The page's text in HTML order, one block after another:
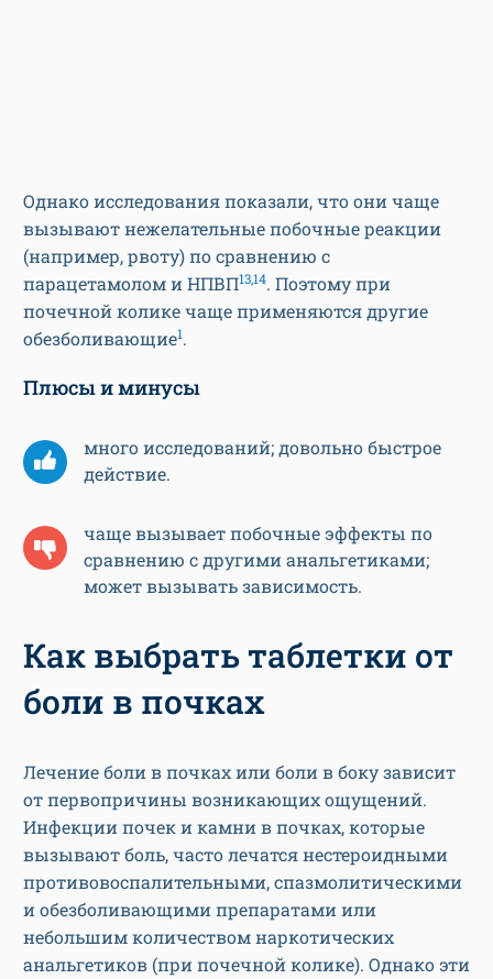
Однако исследования показали, что они чаще
вызывают нежелательные побочные реакции
(например, рвоту) по сравнению с
парацетамолом и НПВП13,14. Поэтому при
почечной колике чаще применяются другие
обезболивающие1.
Плюсы и минусы
много исследований; довольно быстрое
действие.
чаще вызывает побочные эффекты по
сравнению с другими анальгетиками;
может вызывать зависимость.
Как выбрать таблетки от
боли в почках
Лечение боли в почках или боли в боку зависит
от первопричины возникающих ощущений.
Инфекции почек и камни в почках, которые
вызывают боль, часто лечатся нестероидными
противовоспалительными, спазмолитическими
и обезболивающими препаратами или
небольшим количеством наркотических
анальгетиков (при почечной колике). Однако эти